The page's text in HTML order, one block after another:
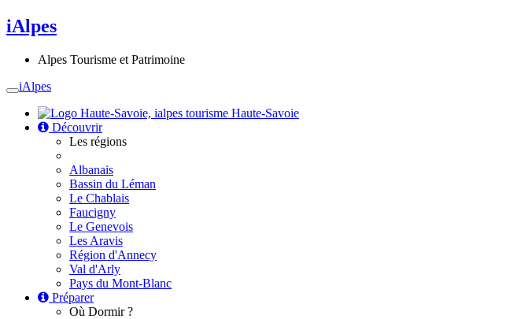
iAlpes
Alpes Tourisme et Patrimoine
Toggle
navigation
iAlpes
Haute-Savoie
Découvrir
Les régions
Albanais
Bassin du Léman
Le Chablais
Faucigny
Le Genevois
Les Aravis
Région d'Annecy
Val d'Arly
Pays du Mont-Blanc
Préparer
Où Dormir ?